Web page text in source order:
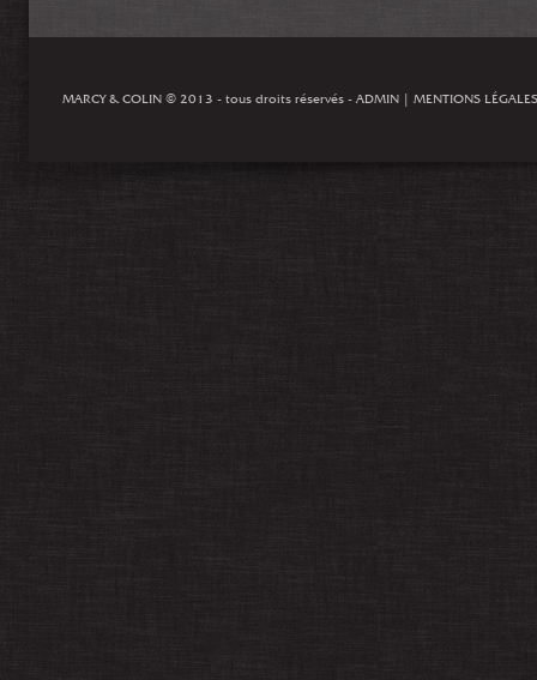
MARCY & COLIN © 2013 - tous droits réservés - ADMIN MENTIONS LÉGALES